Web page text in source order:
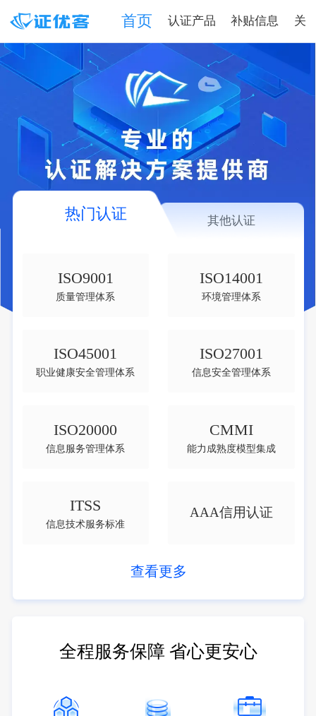
首页 认证产品 补贴信息 关
热门认证 其他认证
ISO9001
质量管理体系
ISO14001
环境管理体系
ISO45001
职业健康安全管理体系
ISO27001
信息安全管理体系
ISO20000
信息服务管理体系
CMMI
能力成熟度模型集成
ITSS
信息技术服务标准
AAA信用认证
查看更多
全程服务保障 省心更安心